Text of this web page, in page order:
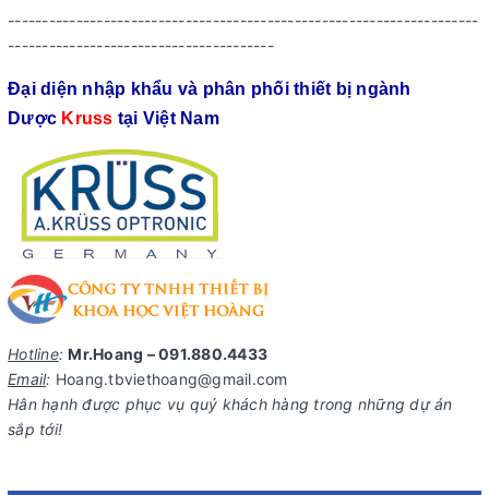
---------------------------------------------------------------------
---------------------------------------
Đại diện nhập khẩu và phân phối thiết bị ngành
Dược Kruss tại Việt Nam
Hotline: Mr.Hoang – 091.880.4433
Email: Hoang.tbviethoang@gmail.com
Hân hạnh được phục vụ quý khách hàng trong những dự án
sắp tới!